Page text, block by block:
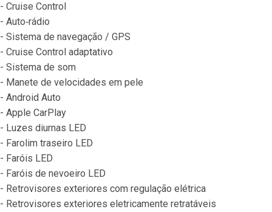
- Cruise Control
- Auto‐rádio
- Sistema de navegação / GPS
- Cruise Control adaptativo
- Sistema de som
- Manete de velocidades em pele
- Android Auto
- Apple CarPlay
- Luzes diurnas LED
- Farolim traseiro LED
- Faróis LED
- Faróis de nevoeiro LED
- Retrovisores exteriores com regulação elétrica
- Retrovisores exteriores eletricamente retratáveis